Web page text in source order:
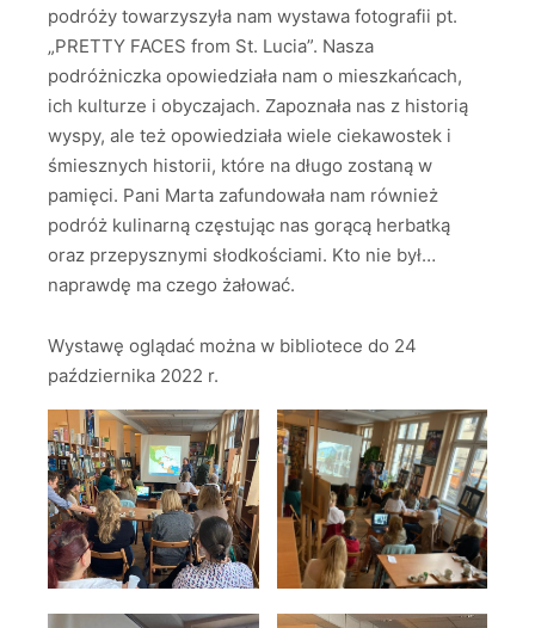
podróży towarzyszyła nam wystawa fotografii pt.
„PRETTY FACES from St. Lucia”. Nasza
podróżniczka opowiedziała nam o mieszkańcach,
ich kulturze i obyczajach. Zapoznała nas z historią
wyspy, ale też opowiedziała wiele ciekawostek i
śmiesznych historii, które na długo zostaną w
pamięci. Pani Marta zafundowała nam również
podróż kulinarną częstując nas gorącą herbatką
oraz przepysznymi słodkościami. Kto nie był…
naprawdę ma czego żałować.
Wystawę oglądać można w bibliotece do 24
października 2022 r.